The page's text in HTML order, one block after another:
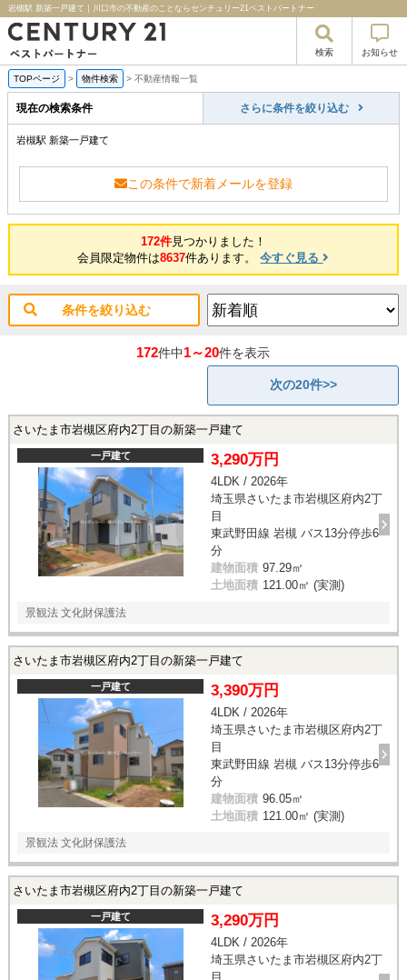
岩槻駅 新築一戸建て｜川口市の不動産のことならセンチュリー21ベストパートナー
検索 お知らせ
TOPページ > 物件検索 > 不動産情報一覧
現在の検索条件 さらに条件を絞り込む
岩槻駅 新築一戸建て
この条件で新着メールを登録
172件見つかりました！
会員限定物件は8637件あります。今すぐ見る
条件を絞り込む
172件中1～20件を表示
次の20件>>
さいたま市岩槻区府内2丁目の新築一戸建て
一戸建て 3,290万円
4LDK / 2026年
埼玉県さいたま市岩槻区府内2丁
目
東武野田線 岩槻 バス13分停歩6
分
建物面積 97.29㎡
土地面積 121.00㎡ (実測)
景観法 文化財保護法
さいたま市岩槻区府内2丁目の新築一戸建て
一戸建て 3,390万円
4LDK / 2026年
埼玉県さいたま市岩槻区府内2丁
目
東武野田線 岩槻 バス13分停歩6
分
建物面積 96.05㎡
土地面積 121.00㎡ (実測)
景観法 文化財保護法
さいたま市岩槻区府内2丁目の新築一戸建て
一戸建て 3,290万円
4LDK / 2026年
埼玉県さいたま市岩槻区府内2丁
目